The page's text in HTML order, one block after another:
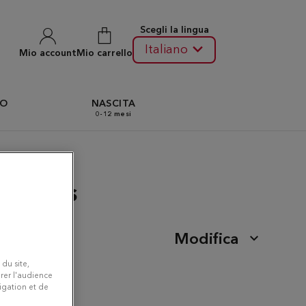
Mio account Mio carrello
Scegli la lingua
Italiano
NASCITA
0-12 mesi
Mons
Modifica
site,
l'audience
et de